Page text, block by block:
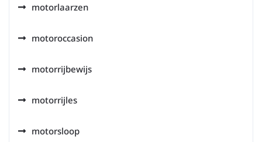
motorlaarzen
motoroccasion
motorrijbewijs
motorrijles
motorsloop